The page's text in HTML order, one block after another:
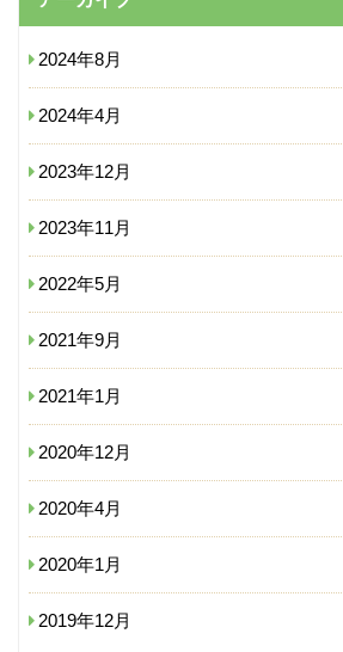
2024年8月
2024年4月
2023年12月
2023年11月
2022年5月
2021年9月
2021年1月
2020年12月
2020年4月
2020年1月
2019年12月